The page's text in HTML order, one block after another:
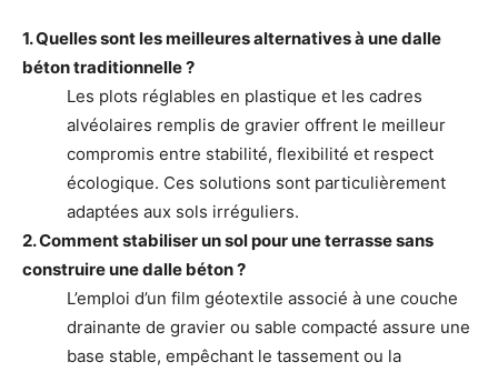
1. Quelles sont les meilleures alternatives à une dalle
béton traditionnelle ?
Les plots réglables en plastique et les cadres
alvéolaires remplis de gravier offrent le meilleur
compromis entre stabilité, flexibilité et respect
écologique. Ces solutions sont particulièrement
adaptées aux sols irréguliers.
2. Comment stabiliser un sol pour une terrasse sans
construire une dalle béton ?
L’emploi d’un film géotextile associé à une couche
drainante de gravier ou sable compacté assure une
base stable, empêchant le tassement ou la